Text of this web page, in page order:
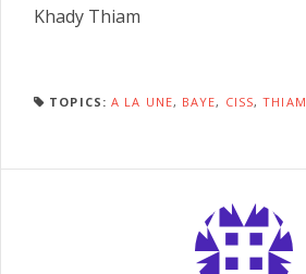
Khady Thiam
TOPICS: A LA UNE, BAYE, CISS,THIAM